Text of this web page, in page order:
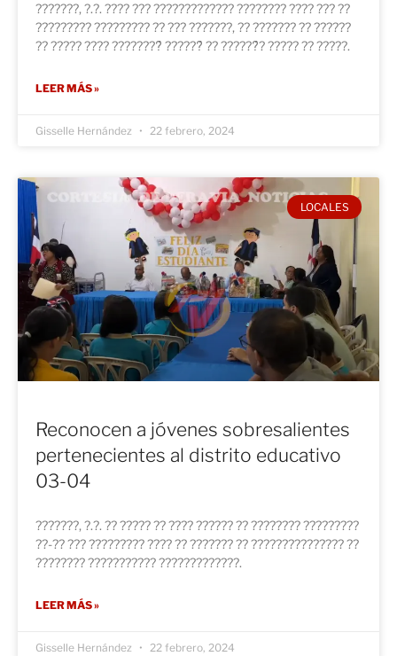
???????, ?.?. ???? ??? ????????????? ???????? ???? ??? ??
????????? ????????? ?? ??? ???????, ?? ??????? ?? ??????
?? ????? ???? ????????́ ??????́ ?? ??????́? ????? ?? ?????.
LEER MÁS »
Gisselle Hernández 22 febrero, 2024
LOCALES
Reconocen a jóvenes sobresalientes
pertenecientes al distrito educativo
03-04
???????, ?.?. ?? ????? ?? ???? ?????? ?? ???????? ?????????
??-?? ??? ????????? ???? ?? ??????? ?? ??????????????? ??
???????? ??????????? ?????????????.
LEER MÁS »
Gisselle Hernández 22 febrero, 2024